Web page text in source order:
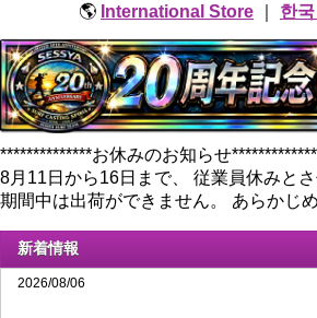
🌎 International Store 한
**************お休みのお知らせ
8月11日から16日まで、 従業員休みと
期間中は出荷ができません。 あらかじ
新着情報
2026/08/06